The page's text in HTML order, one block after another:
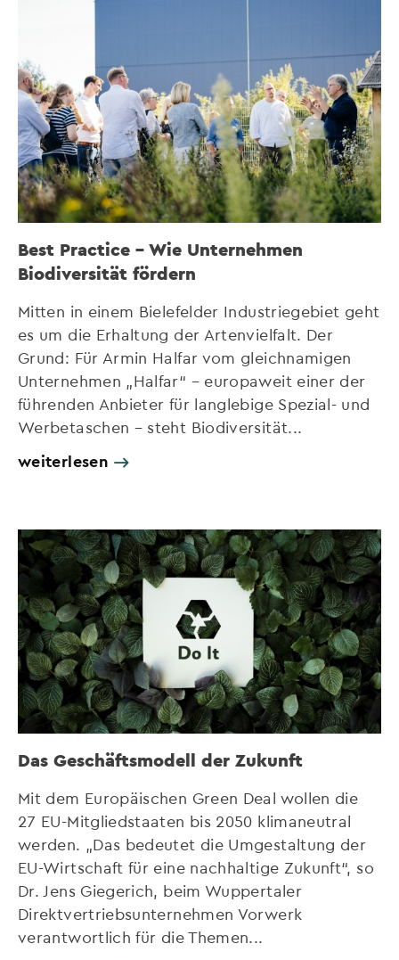
Best Practice – Wie Unternehmen
Biodiversität fördern
Mitten in einem Bielefelder Industriegebiet geht
es um die Erhaltung der Artenvielfalt. Der
Grund: Für Armin Halfar vom gleichnamigen
Unternehmen „Halfar“ – europaweit einer der
führenden Anbieter für langlebige Spezial- und
Werbetaschen – steht Biodiversität...
weiterlesen
Das Geschäftsmodell der Zukunft
Mit dem Europäischen Green Deal wollen die
27 EU-Mitgliedstaaten bis 2050 klimaneutral
werden. „Das bedeutet die Umgestaltung der
EU-Wirtschaft für eine nachhaltige Zukunft“, so
Dr. Jens Giegerich, beim Wuppertaler
Direktvertriebsunternehmen Vorwerk
verantwortlich für die Themen...